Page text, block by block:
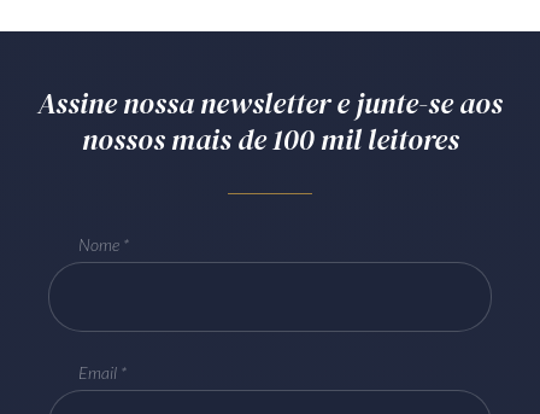
Assine nossa newsletter e junte-se aos
nossos mais de 100 mil leitores
Nome
Email